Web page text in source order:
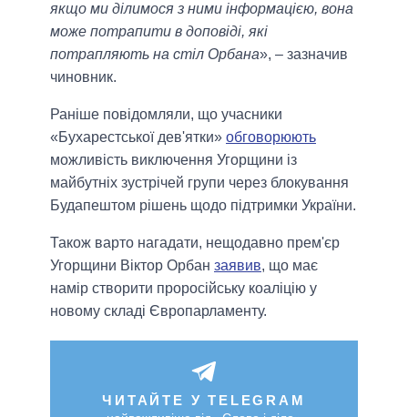
якщо ми ділимося з ними інформацією, вона
може потрапити в доповіді, які
потрапляють на стіл Орбана», – зазначив
чиновник.
Раніше повідомляли, що учасники
«Бухарестської дев'ятки» обговорюють
можливість виключення Угорщини із
майбутніх зустрічей групи через блокування
Будапештом рішень щодо підтримки України.
Також варто нагадати, нещодавно прем'єр
Угорщини Віктор Орбан заявив, що має
намір створити проросійську коаліцію у
новому складі Європарламенту.
ЧИТАЙТЕ У TELEGRAM